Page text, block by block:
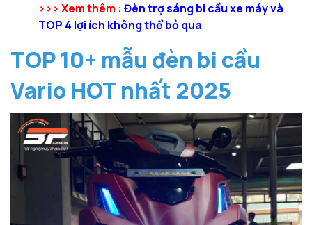
>>> Xem thêm : Đèn trợ sáng bi cầu xe máy và
TOP 4 lợi ích không thể bỏ qua
TOP 10+ mẫu đèn bi cầu
Vario HOT nhất 2025